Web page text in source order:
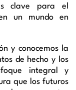
clave para el
un mundo en
y conocemos la
de hecho y los
integral y
que los futuros